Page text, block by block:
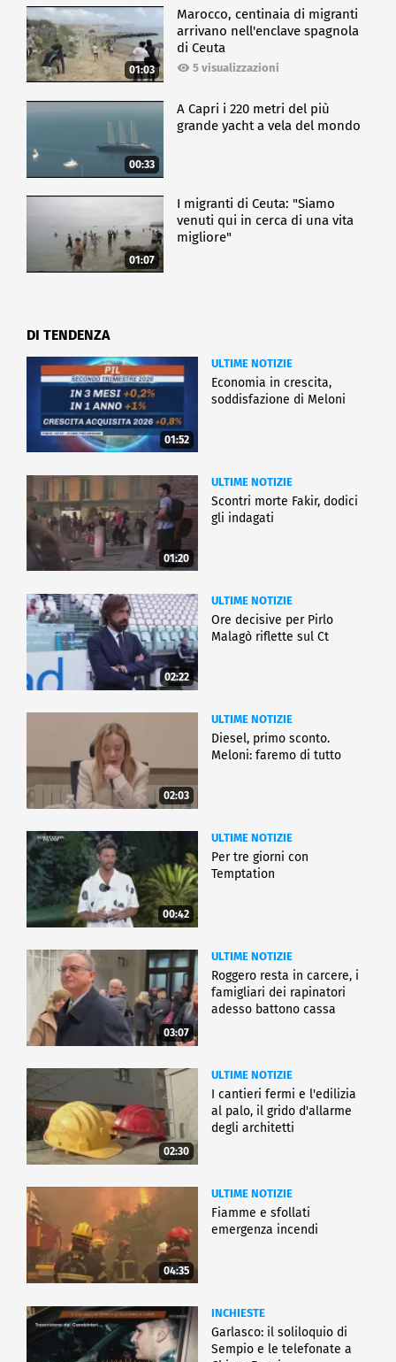
01:03
Marocco, centinaia di migranti
arrivano nell'enclave spagnola
di Ceuta
5 visualizzazioni
00:33
A Capri i 220 metri del più
grande yacht a vela del mondo
01:07
I migranti di Ceuta: "Siamo
venuti qui in cerca di una vita
migliore"
DI TENDENZA
01:52
ULTIME NOTIZIE
Economia in crescita,
soddisfazione di Meloni
01:20
ULTIME NOTIZIE
Scontri morte Fakir, dodici
gli indagati
02:22
ULTIME NOTIZIE
Ore decisive per Pirlo
Malagò riflette sul Ct
02:03
ULTIME NOTIZIE
Diesel, primo sconto.
Meloni: faremo di tutto
00:42
ULTIME NOTIZIE
Per tre giorni con
Temptation
03:07
ULTIME NOTIZIE
Roggero resta in carcere, i
famigliari dei rapinatori
adesso battono cassa
02:30
ULTIME NOTIZIE
I cantieri fermi e l'edilizia
al palo, il grido d'allarme
degli architetti
04:35
ULTIME NOTIZIE
Fiamme e sfollati
emergenza incendi
INCHIESTE
Garlasco: il soliloquio di
Sempio e le telefonate a